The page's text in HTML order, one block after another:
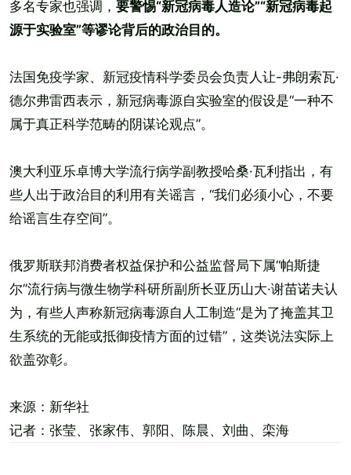
多名专家也强调， 要警惕“新冠病毒人造论”“新冠病毒起
源于实验室”等谬论背后的政治目的。
法国免疫学家、新冠疫情科学委员会负责人让-弗朗索瓦·
德尔弗雷西表示，新冠病毒源自实验室的假设是“一种不
属于真正科学范畴的阴谋论观点”。
澳大利亚乐卓博大学流行病学副教授哈桑·瓦利指出，有
些人出于政治目的利用有关谣言，“我们必须小心，不要
给谣言生存空间”。
俄罗斯联邦消费者权益保护和公益监督局下属“帕斯捷
尔”流行病与微生物学科研所副所长亚历山大·谢苗诺夫认
为，有些人声称新冠病毒源自人工制造“是为了掩盖其卫
生系统的无能或抵御疫情方面的过错”，这类说法实际上
欲盖弥彰。
来源：新华社
记者：张莹、张家伟、郭阳、陈晨、刘曲、栾海